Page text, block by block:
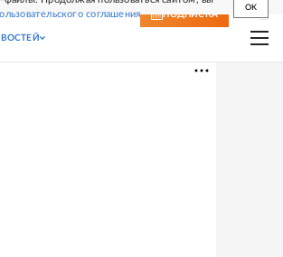
соглашения
OK
ПОДПИСКА